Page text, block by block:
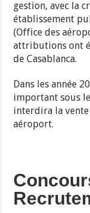
gestion, avec la
établissement
(Office des
attributions ont
de Casablanca.
Dans les année
important sous
interdira la vente
aéroport.